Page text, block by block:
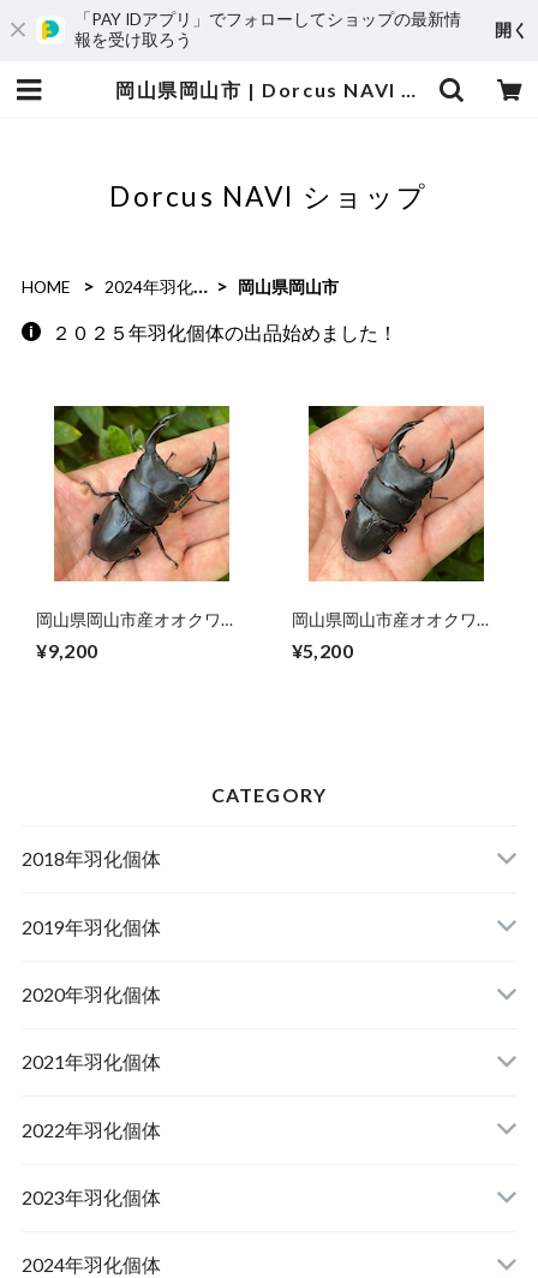
「PAY IDアプリ」でフォローしてショップの最新情
報を受け取ろう
開く
岡山県岡山市 | Dorcus NAVI ショップ
Dorcus NAVI ショップ
HOME 2024年羽化個体 岡山県岡山市
２０２５年羽化個体の出品始めました！
岡山県岡山市産オオクワガ
#6743
¥9,200
岡山県岡山市産オオクワガ
#6740
¥5,200
CATEGORY
2018年羽化個体
佐賀県神埼郡産オオクワガタ
2019年羽化個体
山梨県韮崎市産オオクワガタ
山梨県韮崎市韮崎町産オオクワガタ
佐賀県神埼郡神埼町産オオクワガタ
2020年羽化個体
山梨県韮崎市穂坂町産
山梨県甲斐市産
山形県西置賜郡小國町産
新潟県十日町市産
2021年羽化個体
山梨県韮崎市穂坂町産
兵庫県川辺郡猪名川町産
山梨県甲斐市産
2022年羽化個体
青森県十和田市産
宮城県栗原市産
2023年羽化個体
岩手県奥州市産
2024年羽化個体